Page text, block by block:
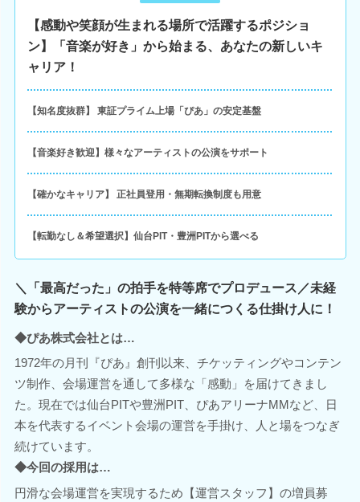
【感動や笑顔が生まれる場所で活躍するポジショ
ン】「音楽が好き」から始まる、あなたの新しいキ
ャリア！
【知名度抜群】 東証プライム上場「ぴあ」の安定基盤
【音楽好き歓迎】様々なアーティストの公演をサポート
【確かなキャリア】 正社員登用・無期転換制度も用意
【転勤なし＆希望選択】仙台PIT・豊洲PITから選べる
＼「最高だった」の拍手を特等席でプロデュース／未経
験からアーティストの公演を一緒につくる仕掛け人に！
◆ぴあ株式会社とは…
1972年の月刊『ぴあ』創刊以来、チケッティングやコンテン
ツ制作、会場運営を通して多様な「感動」を届けてきまし
た。現在では仙台PITや豊洲PIT、ぴあアリーナMMなど、日
本を代表するイベント会場の運営を手掛け、人と場をつなぎ
続けています。
◆今回の採用は…
円滑な会場運営を実現するため【運営スタッフ】の増員募